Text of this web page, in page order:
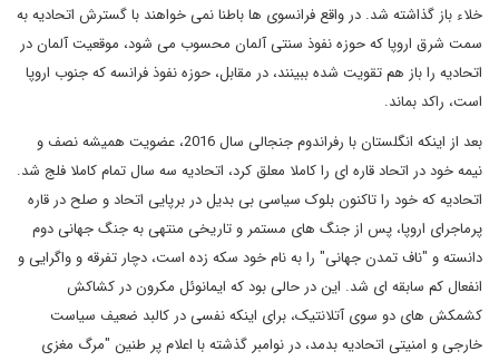
خلاء باز گذاشته شد. در واقع فرانسوی ها باطنا نمی خواهند با گسترش اتحادیه به
سمت شرق اروپا که حوزه نفوذ سنتی آلمان محسوب می شود، موقعیت آلمان در
اتحادیه را باز هم تقویت شده ببینند، در مقابل، حوزه نفوذ فرانسه که جنوب اروپا
است، راکد بماند.
بعد از اینکه انگلستان با رفراندوم جنجالی سال 2016، عضویت همیشه نصف و
نیمه خود در اتحاد قاره ای را کاملا معلق کرد، اتحادیه سه سال تمام کاملا فلج شد.
اتحادیه که خود را تاکنون بلوک سیاسی بی بدیل در برپایی اتحاد و صلح در قاره
پرماجرای اروپا، پس از جنگ های مستمر و تاریخی‌ منتهی به جنگ جهانی دوم
دانسته و "ناف تمدن جهانی" را به نام خود سکه زده است، دچار تفرقه و واگرایی و
انفعال کم سابقه ای شد. این در حالی بود که ایمانوئل مکرون در کشاکش
کشمکش های دو سوی آتلانتیک، برای اینکه نفسی در کالبد ضعیف سیاست
خارجی و امنیتی اتحادیه بدمد، در نوامبر گذشته با اعلام پر طنین "مرگ مغزی